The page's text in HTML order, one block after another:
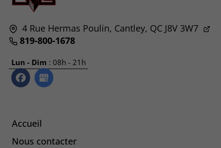
4 Rue Hermas Poulin, Cantley, QC J8V 3W7
819-800-1678
Lun - Dim : 08h - 21h
Accueil
Nous contacter